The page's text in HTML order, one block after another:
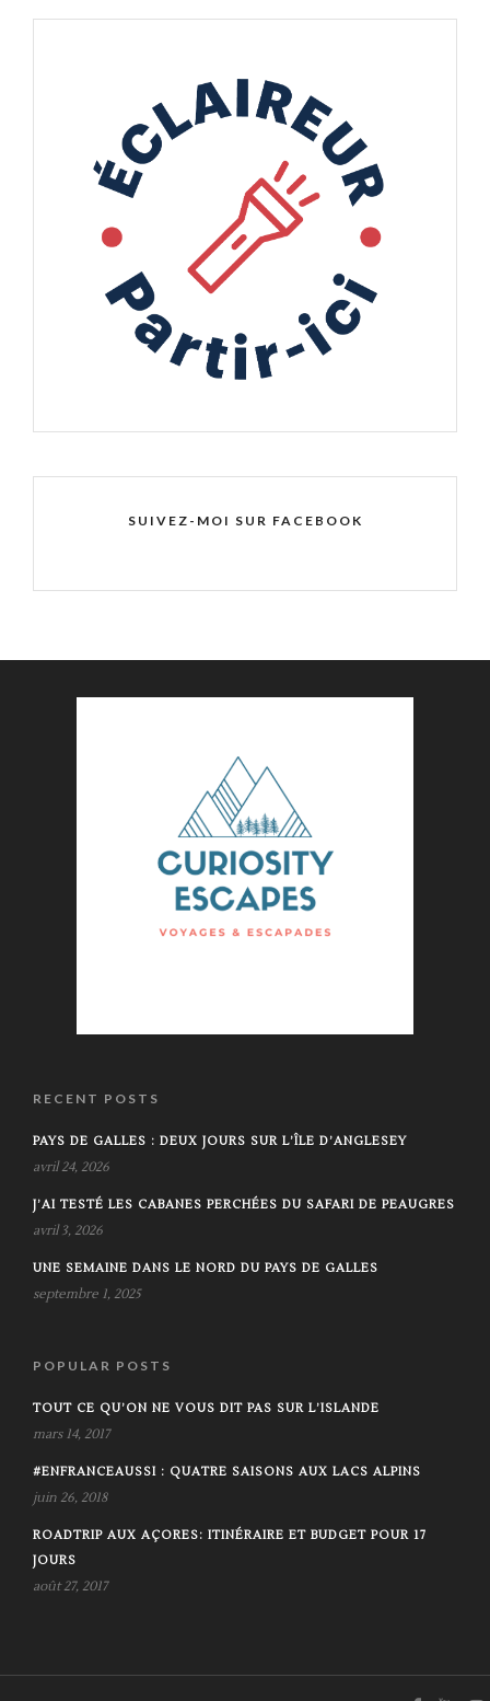
SUIVEZ-MOI SUR FACEBOOK
RECENT POSTS
PAYS DE GALLES : DEUX JOURS SUR L’ÎLE D’ANGLESEY
avril 24, 2026
J’AI TESTÉ LES CABANES PERCHÉES DU SAFARI DE PEAUGRES
avril 3, 2026
UNE SEMAINE DANS LE NORD DU PAYS DE GALLES
septembre 1, 2025
POPULAR POSTS
TOUT CE QU’ON NE VOUS DIT PAS SUR L’ISLANDE
mars 14, 2017
#ENFRANCEAUSSI : QUATRE SAISONS AUX LACS ALPINS
juin 26, 2018
ROADTRIP AUX AÇORES: ITINÉRAIRE ET BUDGET POUR 17
JOURS
août 27, 2017